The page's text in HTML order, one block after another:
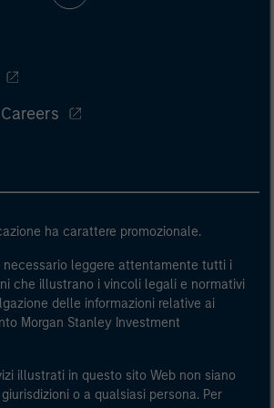
ha carattere promozionale.
necessario leggere attentamente tutti i
che illustrano i vincoli legali e normativi
delle informazioni relative ai
Morgan Stanley Investment
illustrati in questo sito Web non siano
o a qualsiasi persona. Per